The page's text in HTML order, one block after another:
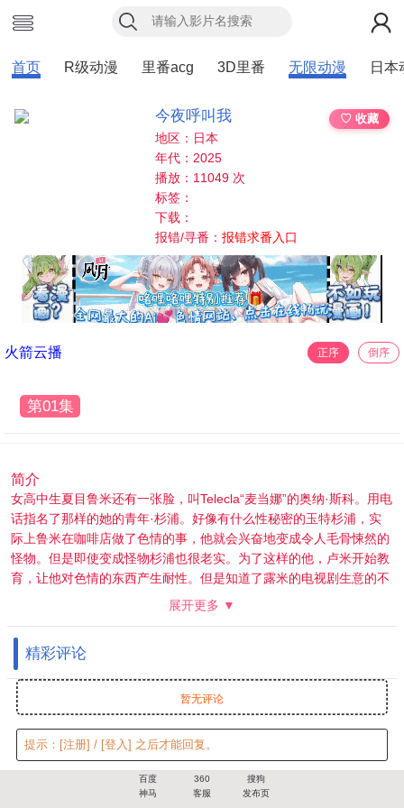
首页 R级动漫 里番acg 3D里番 无限动漫 日本
今夜呼叫我
♡ 收藏
地区：日本
年代：2025
播放：11049 次
标签：
下载：
报错/寻番：报错求番入口
火箭云播 正序 倒序
第01集
简介
女高中生夏目鲁米还有一张脸，叫Telecla“麦当娜”的奥纳·斯科。用电
话指名了那样的她的青年·杉浦。好像有什么性秘密的玉特杉浦，实
际上鲁米在咖啡店做了色情的事，他就会兴奋地变成令人毛骨悚然的
怪物。但是即使变成怪物杉浦也很老实。为了这样的他，卢米开始教
育，让他对色情的东西产生耐性。但是知道了露米的电视剧生意的不
良女儿小雪对杉浦感兴趣……展开更多 ▼
精彩评论
暂无评论
提示： [注册] / [登入] 之后才能回复。
百度 360
搜狗
神马
客服 发布页